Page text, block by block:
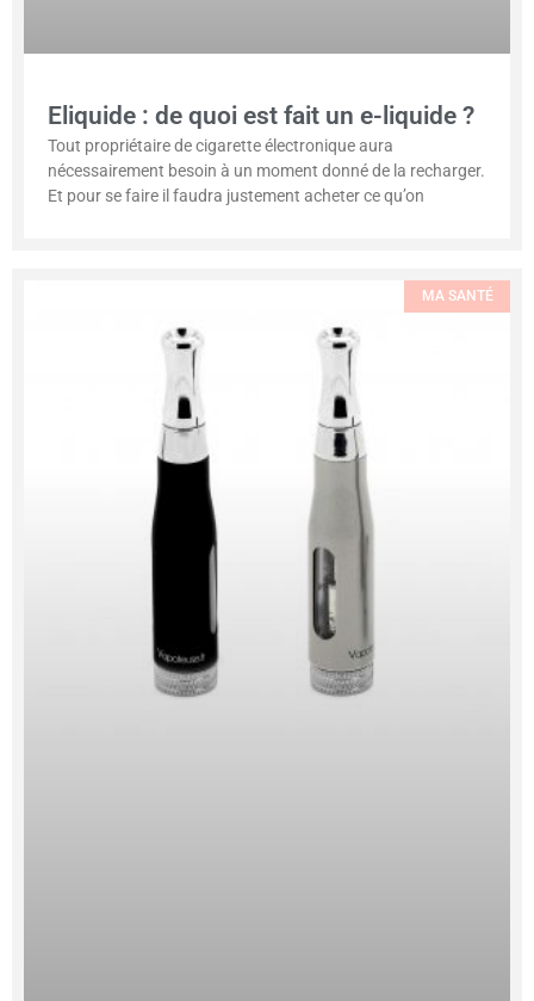
Eliquide : de quoi est fait un e-liquide ?
Tout propriétaire de cigarette électronique aura
nécessairement besoin à un moment donné de la recharger.
Et pour se faire il faudra justement acheter ce qu’on
MA SANTÉ